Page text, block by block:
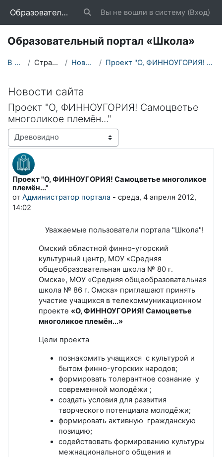
Образовательный портал «Школа» Изменить данные поисковой строки
Вы не вошли в систему (Вход)
Образовательный портал «Школа»
В начало Страницы сайта Новости сайта Проект "О, ФИННОУГОРИЯ! Самоцветье многоликое плем...
Новости сайта
Проект "О, ФИННОУГОРИЯ! Самоцветье
многоликое племён..."
Режим отображения
Проект "О, ФИННОУГОРИЯ! Самоцветье многоликое
племён..."
от Администратор портала - среда, 4 апреля 2012,
14:02
Количество ответов: 0
Уважаемые пользователи портала "Школа"!
Омский областной финно-угорский
культурный центр, МОУ «Средняя
общеобразовательная школа № 80 г.
Омска», МОУ «Средняя общеобразовательная
школа № 86 г. Омска» приглашают принять
участие учащихся в телекоммуникационном
проекте «О, ФИННОУГОРИЯ! Самоцветье
многоликое племён...»
Цели проекта
познакомить учащихся с культурой и
бытом финно-угорских народов;
формировать толерантное сознание у
современной молодёжи ;
создать условия для развития
творческого потенциала молодёжи;
формировать активную гражданскую
позицию;
содействовать формированию культуры
межнационального общения и